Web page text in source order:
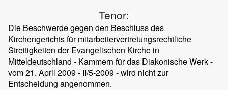
Tenor:
Die Beschwerde gegen den Beschluss des
Kirchengerichts für mitarbeitervertretungsrechtliche
Streitigkeiten der Evangelischen Kirche in
Mitteldeutschland - Kammern für das Diakonische Werk -
vom 21. April 2009 - II/5-2009 - wird nicht zur
Entscheidung angenommen.